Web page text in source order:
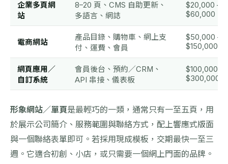
企業多頁網
站
8–20 頁、CMS 自助更新、
多語言、網誌
$20,000 –
$60,000
電商網站
產品目錄、購物車、網上支
付、運費、會員
$50,000 –
$150,000
網頁應用／
自訂系統
會員後台、預約／CRM、
API 串接、儀表板
$100,000 –
$300,000+
形象網站／單頁是最輕巧的一類，通常只有一至五頁，用
於展示公司簡介、服務範圍與聯絡方式，配上響應式版面
與一個聯絡表單即可。若採用現成模板，交期最快一至三
週。它適合初創、小店，或只需要一個網上門面的品牌。